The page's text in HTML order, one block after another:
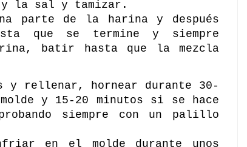
la sal y tamizar.
parte de la harina y después
que se termine y siempre
batir hasta que la mezcla
y rellenar, hornear durante 30-
y 15-20 minutos si se hace
siempre con un palillo
en el molde durante unos